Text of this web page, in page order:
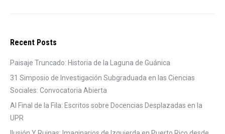
Recent Posts
Paisaje Truncado: Historia de la Laguna de Guánica
31 Simposio de Investigación Subgraduada en las Ciencias
Sociales: Convocatoria Abierta
Al Final de la Fila: Escritos sobre Docencias Desplazadas en la
UPR